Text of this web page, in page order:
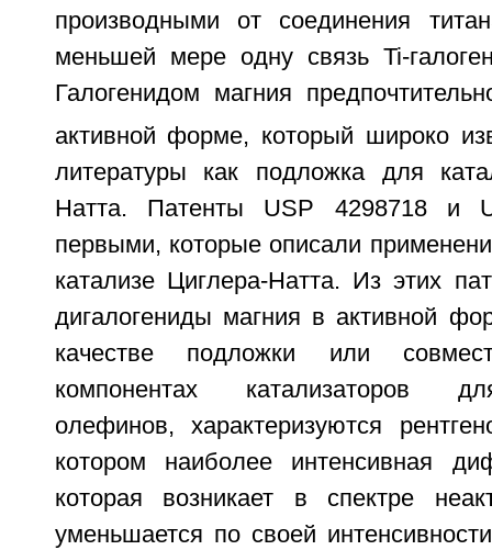
производными от соединения
меньшей мере одну связь Ti-
Галогенидом магния
активной форме, который широко
литературы как подложка для
Натта. Патенты USP 4298718 и
первыми, которые описали
катализе Циглера-Натта. Из этих
дигалогениды магния в активной
качестве подложки или
компонентах катализаторов
олефинов, характеризуются
котором наиболее интенсивная
которая возникает в спектре
уменьшается по своей